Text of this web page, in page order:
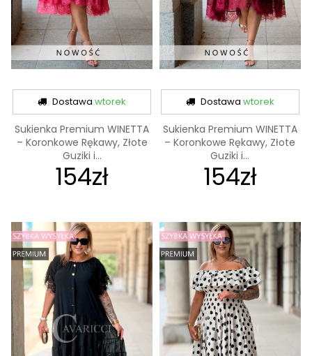
Dostawawtorek
Sukienka Premium WINETTA
– Koronkowe Rękawy, Złote
Guziki i...
154zł
Dostawa wtorek
Sukienka Premium WINETTA
– Koronkowe Rękawy, Złote
Guziki i...
154zł